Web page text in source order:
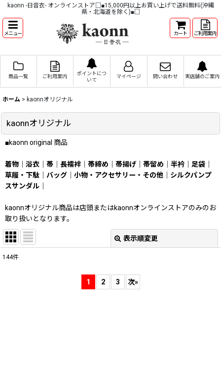
kaonn -日音衣- オンラインストア□■15,000円以上お買い上げで送料無料(沖縄
県・北海道を除く)■□
メニュー カート ご利用案内
商品一覧 ご利用案内
ポイントにつ
いて
マイページ 問い合わせ 実店舗のご案内
ホーム > kaonnオリジナル
kaonnオリジナル
■kaonn original 商品
着物 浴衣 帯 長襦袢 帯締め 帯揚げ 帯留め 半衿 足袋
草履・下駄
バッグ 小物・アクセサリー・その他
シルクパンプ
スサンダル
kaonnオリジナル商品は店頭またはkaonnオンラインストアのみのお
取り扱いとなります。
表示順変更
144件
1 2 3 次»